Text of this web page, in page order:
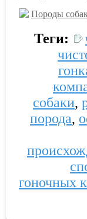
Породы собак
Теги:
собаки,
порода,
гоночных